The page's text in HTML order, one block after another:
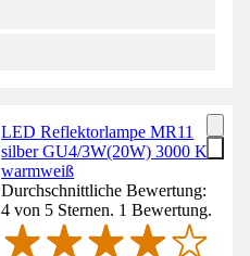
LED Reflektorlampe MR11
silber GU4/3W(20W) 3000 K
warmweiß
Durchschnittliche Bewertung:
4 von 5 Sternen. 1 Bewertung.